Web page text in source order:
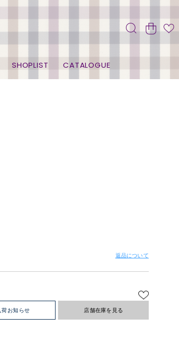
SHOPLIST CATALOGUE
返品について
荷お知らせ 店舗在庫を見る